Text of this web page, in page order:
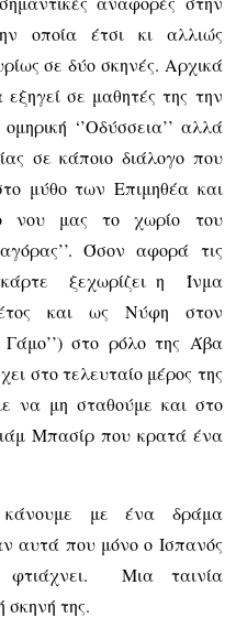
οποία έτσι κι αλλιώς
σε δύο σκηνές. Αρχικά
σε μαθητές της την
‘’Οδύσσεια’’ αλλά
σε κάποιο διάλογο που
μύθο των Επιμηθέα και
νου μας το χωρίο του
Όσον αφορά τις
ξεχωρίζει η Ίνμα
και ως Νύφη στον
στο ρόλο της Άβα
στο τελευταίο μέρος της
να μη σταθούμε και στο
Μπασίρ που κρατά ένα
με ένα δράμα
αυτά που μόνο ο Ισπανός
Μια ταινία
σκηνή της.